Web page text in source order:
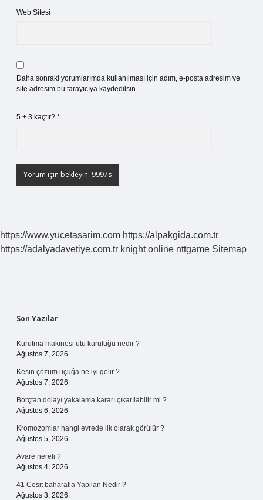
Web Sitesi
Daha sonraki yorumlarımda kullanılması için adım, e-posta adresim ve
site adresim bu tarayıcıya kaydedilsin.
5 + 3 kaçtır? *
https://www.yucetasarim.com https://alpakgida.com.tr
https://adalyadavetiye.com.tr knight online nttgame Sitemap
Sidebar
Son Yazılar
Kurutma makinesi ütü kuruluğu nedir ?
Ağustos 7, 2026
Kesin çözüm uçuğa ne iyi gelir ?
Ağustos 7, 2026
Borçtan dolayı yakalama kararı çıkarılabilir mi ?
Ağustos 6, 2026
Kromozomlar hangi evrede ilk olarak görülür ?
Ağustos 5, 2026
Avare nereli ?
Ağustos 4, 2026
41 Cesit baharatla Yapilan Nedir ?
Ağustos 3, 2026